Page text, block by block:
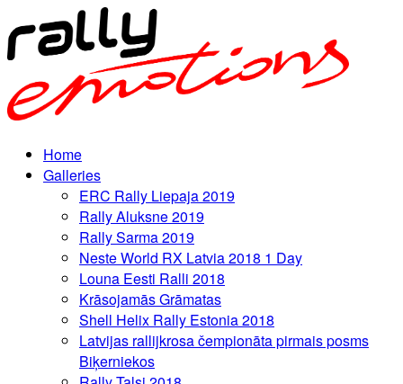
Home
Galleries
ERC Rally Liepaja 2019
Rally Aluksne 2019
Rally Sarma 2019
Neste World RX Latvia 2018 1 Day
Louna Eesti Ralli 2018
Krāsojamās Grāmatas
Shell Helix Rally Estonia 2018
Latvijas rallijkrosa čempionāta pirmais posms
Biķerniekos